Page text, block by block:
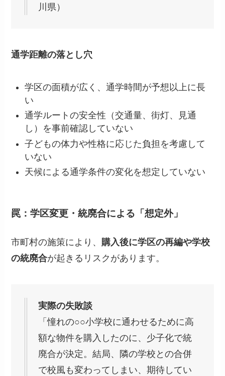
川県）
通学距離の落とし穴
学区の面積が広く、通学時間が予想以上に長
い
通学ルートの安全性（交通量、街灯、見通
し）を事前確認していない
子どもの体力や性格に応じた負担を考慮して
いない
天候による通学条件の変化を想定していない
罠：学区変更・統廃合による「想定外」
市町村の施策により、 購入後に学区の再編や学校
の統廃合が起きるリスクがあります。
実際の失敗談
「憧れの○○小学校に通わせるために高
額な物件を購入したのに、少子化で統
廃合が決定。結局、隣の学校との合併
で校風も変わってしまい、期待してい